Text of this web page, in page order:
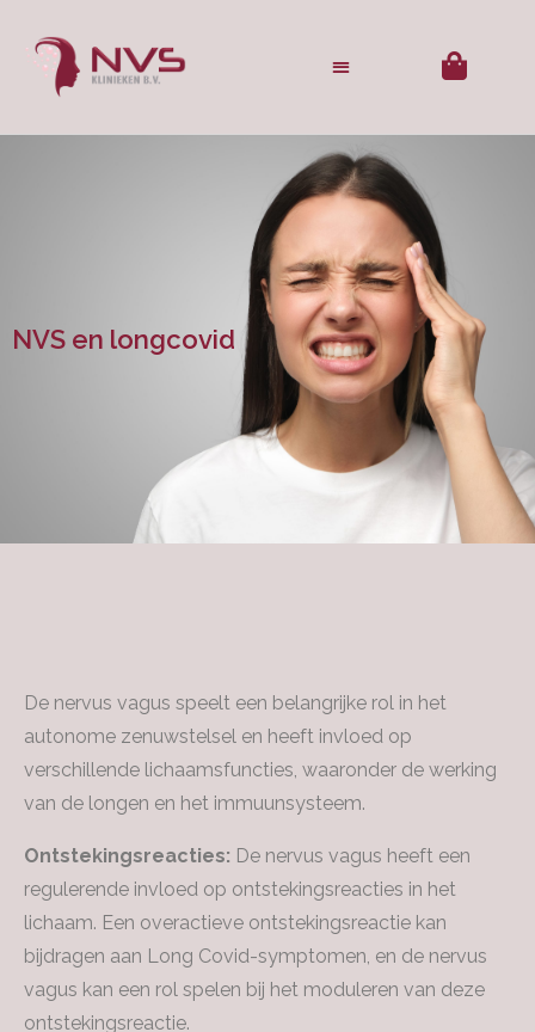
NVS en longcovid
De nervus vagus speelt een belangrijke rol in het
autonome zenuwstelsel en heeft invloed op
verschillende lichaamsfuncties, waaronder de werking
van de longen en het immuunsysteem.
Ontstekingsreacties: De nervus vagus heeft een
regulerende invloed op ontstekingsreacties in het
lichaam. Een overactieve ontstekingsreactie kan
bijdragen aan Long Covid-symptomen, en de nervus
vagus kan een rol spelen bij het moduleren van deze
ontstekingsreactie.